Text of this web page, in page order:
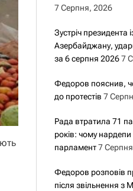
7 Серпня, 2026
Зустріч
Азербайджану,
за 6 серпня 2026 7
Федоров пояснив,
до протестів 7
Рада втратила 71
років: чому
парламент 7
Федоров розповів
після звільнення з